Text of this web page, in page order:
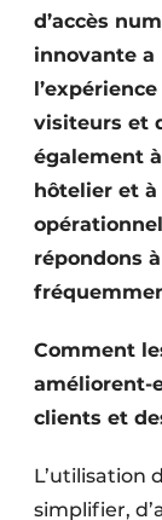
d’accès
innovante
visiteurs et
également
hôtelier et à
répondons
Comment
améliorent-
clients et
L’utilisation
simplifier,